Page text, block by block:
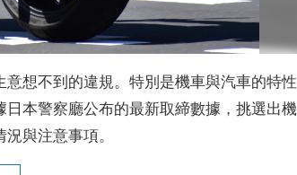
想不到的違規。特別是機車與汽車的特性
本警察廳公布的最新取締數據，挑選出機
與注意事項。